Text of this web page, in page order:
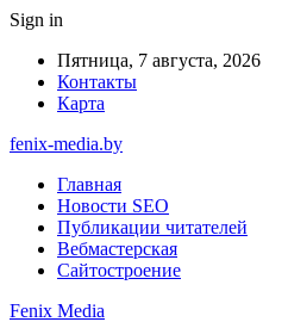
Sign in
Пятница, 7 августа, 2026
Контакты
Карта
fenix-media.by
Главная
Новости SEO
Публикации читателей
Вебмастерская
Сайтостроение
Fenix Media